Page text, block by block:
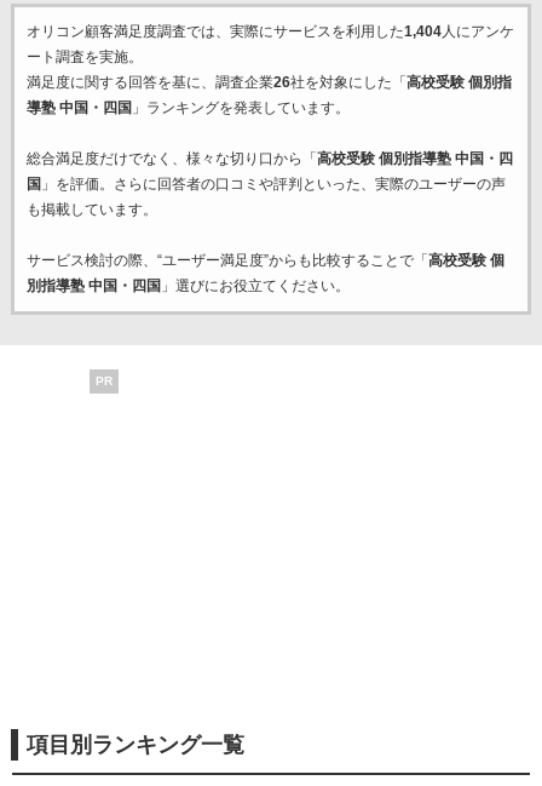
オリコン顧客満足度調査では、実際にサービスを利用した1,404人にアンケ
ート調査を実施。
満足度に関する回答を基に、調査企業26社を対象にした「 高校受験 個別指
導塾 中国・四国 」ランキングを発表しています。
総合満足度だけでなく、様々な切り口から「 高校受験 個別指導塾 中国・四
国 」を評価。さらに回答者の口コミや評判といった、実際のユーザーの声
も掲載しています。
サービス検討の際、“ユーザー満足度”からも比較することで「 高校受験 個
別指導塾 中国・四国 」選びにお役立てください。
PR
項目別ランキング一覧